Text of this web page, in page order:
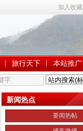
加入收藏
旅行天下 本站推广
新闻热点
要闻热帖